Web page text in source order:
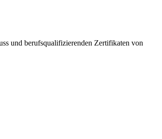
und berufsqualifizierenden Zertifikaten von